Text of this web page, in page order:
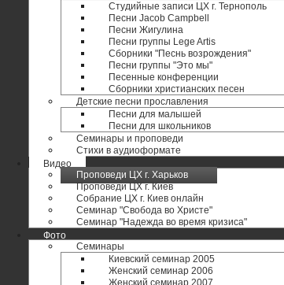
Студийные записи ЦХ г. Тернополь
Песни Jacob Campbell
Песни Жигулина
Песни группы Lege Artis
Сборники "Песнь возрождения"
Песни группы "Это мы"
Песенные конференции
Сборники христианских песен
Детские песни прославления
Песни для малышей
Песни для школьников
Семинары и проповеди
Стихи в аудиоформате
Видео
Проповеди ЦХ г. Харьков
Проповеди ЦХ г. Киев
Собрание ЦХ г. Киев онлайн
Семинар "Свобода во Христе"
Семинар "Надежда во время кризиса"
Фото
Семинары
Киевский семинар 2005
Женский семинар 2006
Женский семинар 2007